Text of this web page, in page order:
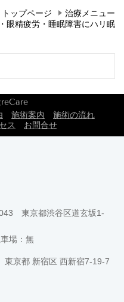
トップページ
治療メニュー
眼精疲労・睡眠障害にハリ眠
施術案内
施術の流れ
ス お問合せ
東京都渋谷区道玄坂1-
場：無
京都 新宿区 西新宿7-19-7